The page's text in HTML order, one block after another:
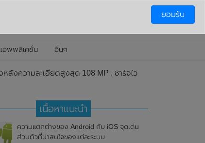
อพพลิเคชั่น อื่นๆ
ลังความละเอียดสูงสุด 108 MP , ชาร์จไว
เนื้อหาแนะนำ
ความแตกต่างของ Android กับ iOS จุดเด่น
ส่วนตัวที่น่าสนใจของแต่ละระบบ
ยอมรับ